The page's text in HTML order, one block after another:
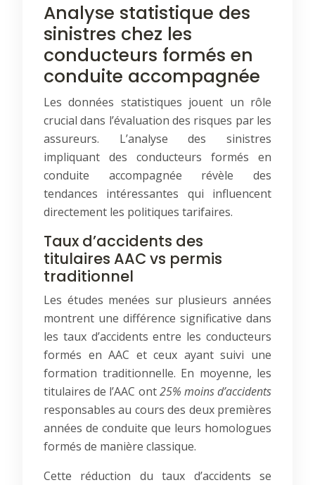
Analyse statistique des
sinistres chez les
conducteurs formés en
conduite accompagnée
Les données statistiques jouent un rôle
crucial dans l’évaluation des risques par les
assureurs. L’analyse des sinistres
impliquant des conducteurs formés en
conduite accompagnée révèle des
tendances intéressantes qui influencent
directement les politiques tarifaires.
Taux d’accidents des
titulaires AAC vs permis
traditionnel
Les études menées sur plusieurs années
montrent une différence significative dans
les taux d’accidents entre les conducteurs
formés en AAC et ceux ayant suivi une
formation traditionnelle. En moyenne, les
titulaires de l’AAC ont25% moins d’accidents
responsables au cours des deux premières
années de conduite que leurs homologues
formés de manière classique.
Cette réduction du taux d’accidents se